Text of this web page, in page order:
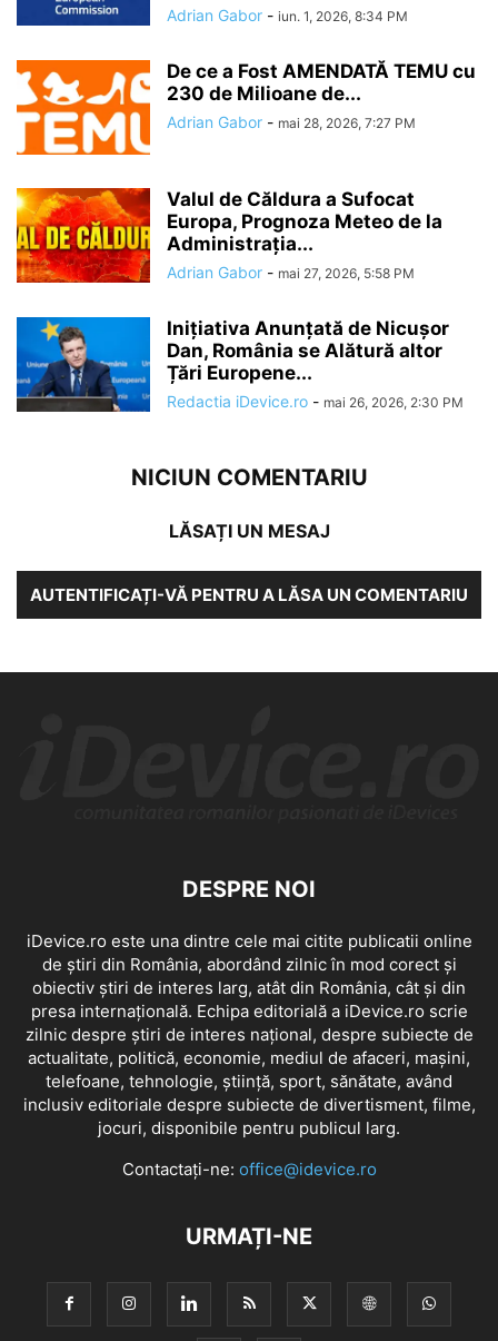
Adrian Gabor - iun. 1, 2026, 8:34 PM
De ce a Fost AMENDATĂ TEMU cu
230 de Milioane de...
Adrian Gabor - mai 28, 2026, 7:27 PM
Valul de Căldura a Sufocat
Europa, Prognoza Meteo de la
Administrația...
Adrian Gabor - mai 27, 2026, 5:58 PM
Inițiativa Anunțată de Nicușor
Dan, România se Alătură altor
Țări Europene...
Redactia iDevice.ro - mai 26, 2026, 2:30 PM
NICIUN COMENTARIU
LĂSAȚI UN MESAJ
AUTENTIFICAȚI-VĂ PENTRU A LĂSA UN COMENTARIU
DESPRE NOI
iDevice.ro este una dintre cele mai citite publicatii online
de știri din România, abordând zilnic în mod corect și
obiectiv știri de interes larg, atât din România, cât și din
presa internațională. Echipa editorială a iDevice.ro scrie
zilnic despre știri de interes național, despre subiecte de
actualitate, politică, economie, mediul de afaceri, mașini,
telefoane, tehnologie, știință, sport, sănătate, având
inclusiv editoriale despre subiecte de divertisment, filme,
jocuri, disponibile pentru publicul larg.
Contactați-ne: office@idevice.ro
URMAȚI-NE